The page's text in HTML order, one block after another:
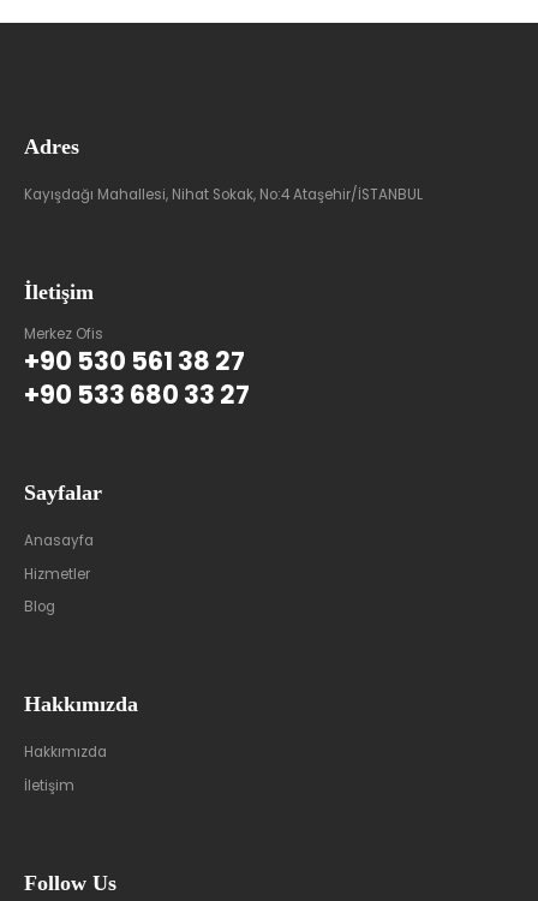
Adres
Kayışdağı Mahallesi, Nihat Sokak, No:4 Ataşehir/İSTANBUL
İletişim
Merkez Ofis
+90 530 561 38 27
+90 533 680 33 27
Sayfalar
Anasayfa
Hizmetler
Blog
Hakkımızda
Hakkımızda
İletişim
Follow Us